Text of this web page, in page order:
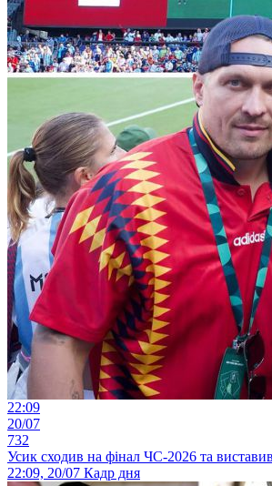
22:09
20/07
732
Усик сходив на фінал ЧС-2026 та
22:09, 20/07 Кадр дня